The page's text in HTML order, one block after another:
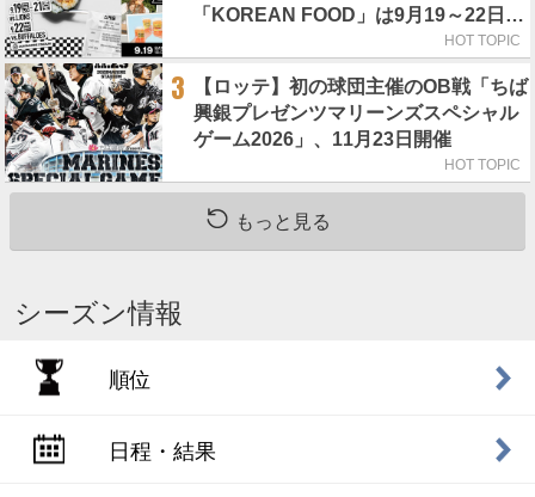
「KOREAN FOOD」は9月19～22日／
HOT TOPIC
3
【ロッテ】初の球団主催のOB戦「ちば
興銀プレゼンツマリーンズスペシャル
ゲーム2026」、11月23日開催
HOT TOPIC
もっと見る
シーズン情報
順位
日程・結果